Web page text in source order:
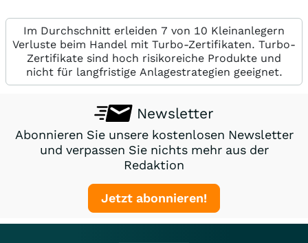
Im Durchschnitt erleiden 7 von 10 Kleinanlegern
Verluste beim Handel mit Turbo-Zertifikaten. Turbo-
Zertifikate sind hoch risikoreiche Produkte und
nicht für langfristige Anlagestrategien geeignet.
Newsletter
Abonnieren Sie unsere kostenlosen Newsletter
und verpassen Sie nichts mehr aus der
Redaktion
Jetzt abonnieren!